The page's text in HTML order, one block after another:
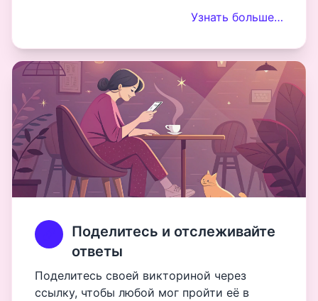
Узнать больше…
Поделитесь и отслеживайте
ответы
Поделитесь своей викториной через
ссылку, чтобы любой мог пройти её в